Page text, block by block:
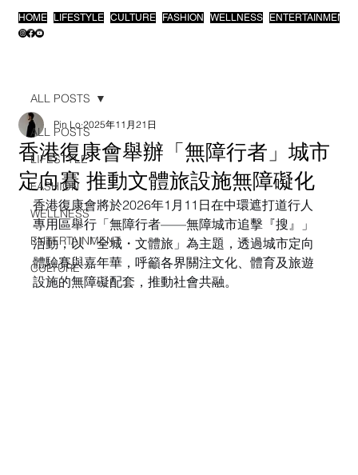
HOME LIFESTYLE CULTURE FASHION WELLNESS ENTERTAINMENT
ALL POSTS
LIFESTYLE
FASHION
WELLNESS
ENTERTAINMENT
CULTURE
ALL POSTS
香港復康會舉辦「無障行者」城市
定向賽 推動文體旅設施無障礙化
Pin Lo 2025年11月21日
香港復康會將於2026年1月11日在中環遮打道行人
專用區舉行「無障行者——無障城市追擊『搜』」
活動，以「全城・文體旅」為主題，透過城市定向
體驗賽與嘉年華，呼籲各界關注文化、體育及旅遊
設施的無障礙配套，推動社會共融。